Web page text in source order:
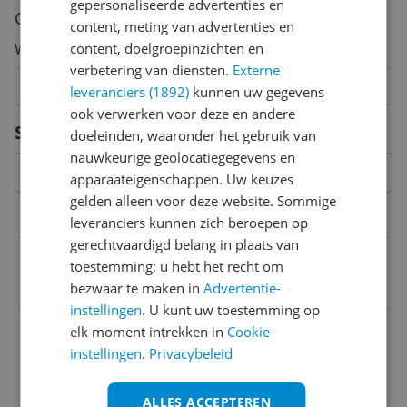
Specificaties
Belangrijkste kenmerken
8003299025336
Cijfer
Welk cijfer geef jij dit product?
8
7
6
5
4
3
2
Vraag 1 van 4
gepersonaliseerde advertenties en
content, meting van advertenties en
content, doelgroepinzichten en
verbetering van diensten. Externe
leveranciers (1892) kunnen uw gegevens
ook verwerken voor deze en andere
doeleinden, waaronder het gebruik van
nauwkeurige geolocatiegegevens en
apparaateigenschappen. Uw keuzes
gelden alleen voor deze website. Sommige
leveranciers kunnen zich beroepen op
gerechtvaardigd belang in plaats van
toestemming; u hebt het recht om
bezwaar te maken inAdvertentie-
instellingen. U kunt uw toestemming op
elk moment intrekken in Cookie-
instellingen. Privacybeleid
ALLES ACCEPTEREN